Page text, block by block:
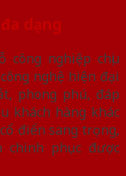
dạng
công nghiệp chịu
nghệ hiện đại
phong phú, đáp
khách hàng khác
điển sang trọng,
chinh phục được